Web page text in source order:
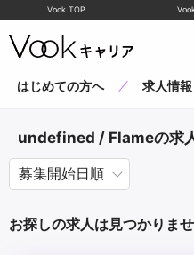
Vook TOP
はじめての方へ 求人情報
undefined / Flameの求
お探しの求人は見つかりませ